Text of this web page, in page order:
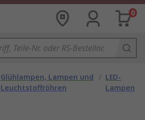
0
Glühlampen, Lampen und
Leuchtstoffröhren
/ LED-
Lampen